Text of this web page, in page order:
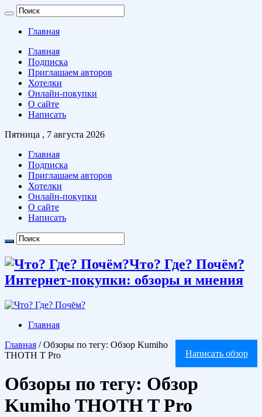
Главная
Главная
Подписка
Приглашаем авторов
Хотелки
Онлайн-покупки
О сайте
Написать
Пятница , 7 августа 2026
Главная
Подписка
Приглашаем авторов
Хотелки
Онлайн-покупки
О сайте
Написать
Что? Где? Почём?
Интернет-покупки: обзоры и мнения
Главная
Написать обзор
Главная / Обзоры по тегу: Обзор Kumiho
THOTH T Pro
Обзоры по тегу: Обзор
Kumiho THOTH T Pro